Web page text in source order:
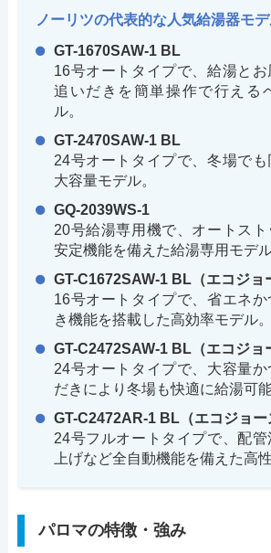
ノーリツの代表的な人気給湯器モ
GT-1670SAW-1 BL
16号オートタイプで、給湯とお
追いだきを簡単操作で行える
ル。
GT-2470SAW-1 BL
24号オートタイプで、冬場で
大容量モデル。
GQ-2039WS-1
20号給湯専用機で、オートス
安定機能を備えた給湯専用モデル
GT-C1672SAW-1 BL（エコジョ
16号オートタイプで、省エネ
き機能を搭載した高効率モデル。
GT-C2472SAW-1 BL（エコジョ
24号オートタイプで、大容量
だきにより冬場も快適に給湯可能
GT-C2472AR-1 BL（エコジョー
24号フルオートタイプで、配管
上げなど全自動機能を備えた高
パロマの特徴・強み